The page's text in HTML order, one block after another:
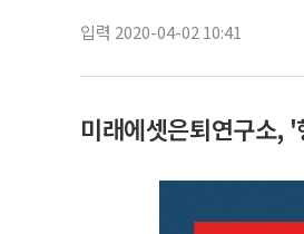
입력 2020-04-02 10:41
미래에셋은퇴연구소,